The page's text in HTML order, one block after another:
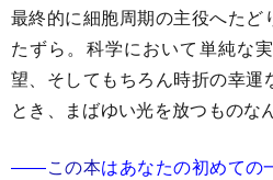
最終的に細胞周期の主役へたど
たずら。科学において単純な
望、そしてもちろん時折の幸運
とき、まばゆい光を放つものな
――この本はあなたの初めての